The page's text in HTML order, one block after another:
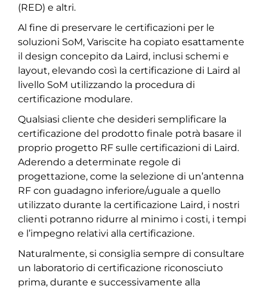
(RED) e altri.
Al fine di preservare le certificazioni per le
soluzioni SoM, Variscite ha copiato esattamente
il design concepito da Laird, inclusi schemi e
layout, elevando così la certificazione di Laird al
livello SoM utilizzando la procedura di
certificazione modulare.
Qualsiasi cliente che desideri semplificare la
certificazione del prodotto finale potrà basare il
proprio progetto RF sulle certificazioni di Laird.
Aderendo a determinate regole di
progettazione, come la selezione di un’antenna
RF con guadagno inferiore/uguale a quello
utilizzato durante la certificazione Laird, i nostri
clienti potranno ridurre al minimo i costi, i tempi
e l’impegno relativi alla certificazione.
Naturalmente, si consiglia sempre di consultare
un laboratorio di certificazione riconosciuto
prima, durante e successivamente alla